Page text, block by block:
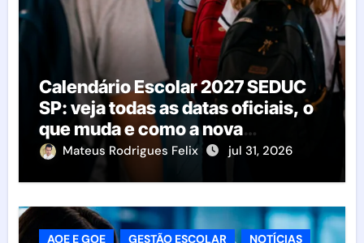
Calendário Escolar 2027 SEDUC
SP: veja todas as datas oficiais, o
que muda e como a nova
resolução afeta as escolas
Mateus Rodrigues Felix jul 31, 2026
AOE E GOE GESTÃO ESCOLAR
NOTÍCIAS